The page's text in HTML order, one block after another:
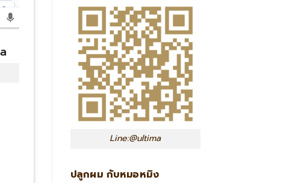
Line:@ultima
ปลูกผม กับหมอหมิง